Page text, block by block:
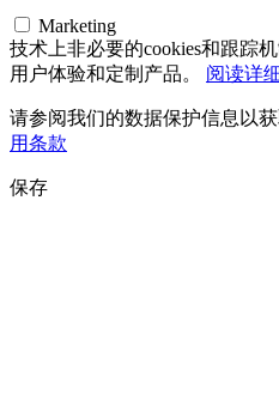
Marketing
技术上非必要的cookies和跟踪
用户体验和定制产品。 阅读详
请参阅我们的数据保护信息以
用条款
保存